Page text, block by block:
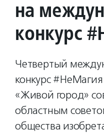
на
конкурс
Четвертый
конкурс
«Живой город»
областным
общества